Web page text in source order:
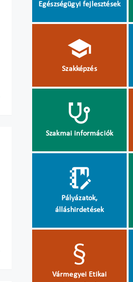
Egészségügyi fejlesztések
Szakképzés
Szakmai információk
Pályázatok,
álláshirdetések
Vármegyei Etikai